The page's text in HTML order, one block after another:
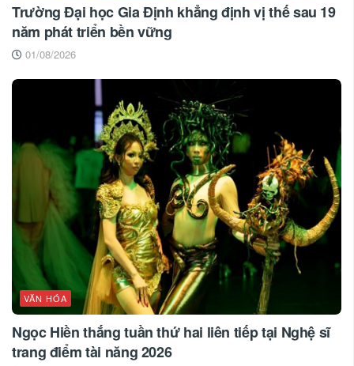
Trường Đại học Gia Định khẳng định vị thế sau 19
năm phát triển bền vững
01/08/2026
VĂN HÓA
Ngọc Hiền thắng tuần thứ hai liên tiếp tại Nghệ sĩ
trang điểm tài năng 2026